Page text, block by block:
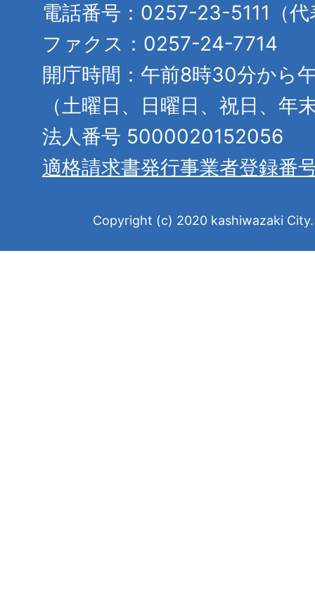
電話番号：0257-23-5111（代
ファクス：0257-24-7714
開庁時間：午前8時30分から
（土曜日、日曜日、祝日、年
法人番号 5000020152056
適格請求書発行事業者登録番
Copyright (c) 2020 kashiwazaki